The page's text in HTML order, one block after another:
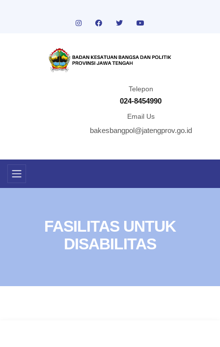
Telepon
024-8454990
Email Us
bakesbangpol@jatengprov.go.id
FASILITAS UNTUK
DISABILITAS